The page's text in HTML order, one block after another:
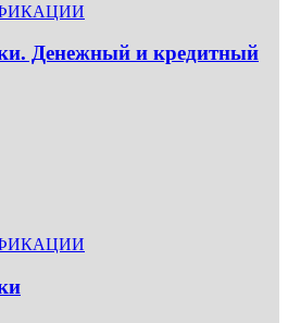
Денежный и кредитный